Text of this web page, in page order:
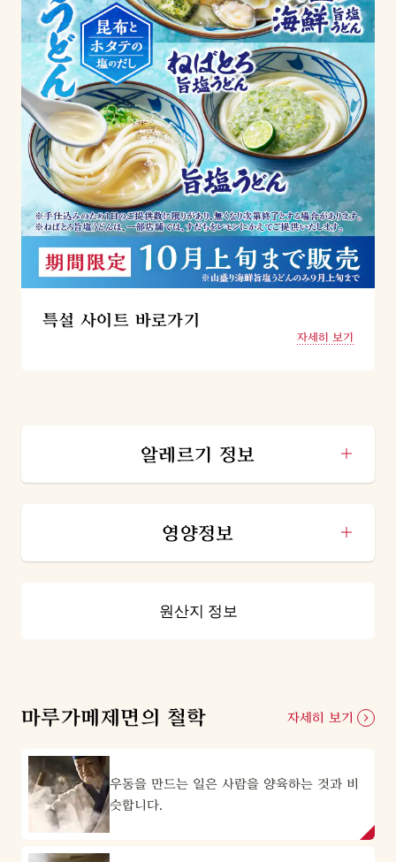
특설 사이트 바로가기
자세히 보기
알레르기 정보
영양정보
원산지 정보
마루가메제면의 철학 자세히 보기
우동을 만드는 일은 사람을 양육하는 것과 비
슷합니다.